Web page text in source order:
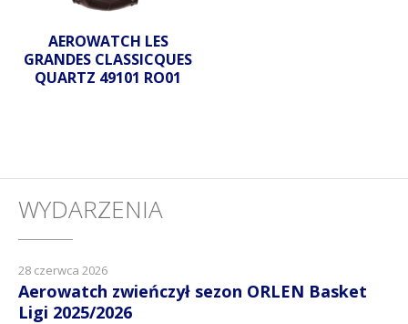
AEROWATCH LES
GRANDES CLASSICQUES
QUARTZ 49101 RO01
WYDARZENIA
28 czerwca 2026
Aerowatch zwieńczył sezon ORLEN Basket
Ligi 2025/2026